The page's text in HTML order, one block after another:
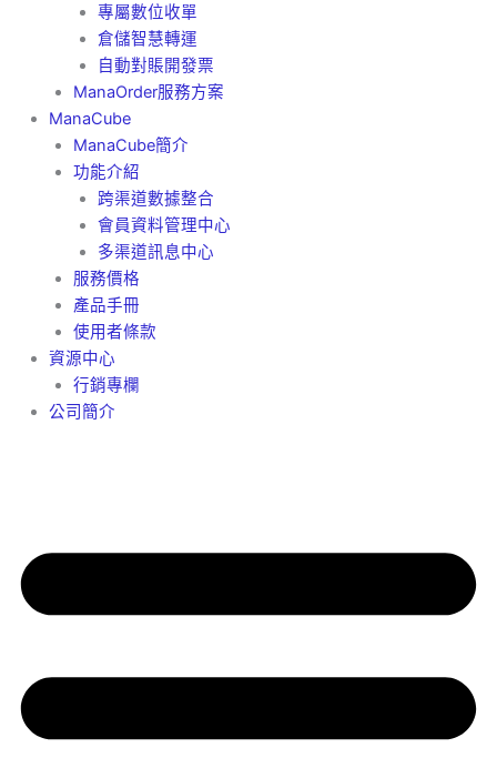
專屬數位收單
倉儲智慧轉運
自動對賬開發票
ManaOrder服務方案
ManaCube
ManaCube簡介
功能介紹
跨渠道數據整合
會員資料管理中心
多渠道訊息中心
服務價格
產品手冊
使用者條款
資源中心
行銷專欄
公司簡介